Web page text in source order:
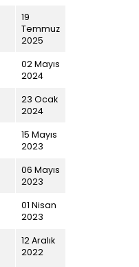
19
Temmuz
2025
02 Mayıs
2024
23 Ocak
2024
15 Mayıs
2023
06 Mayıs
2023
01 Nisan
2023
12 Aralık
2022